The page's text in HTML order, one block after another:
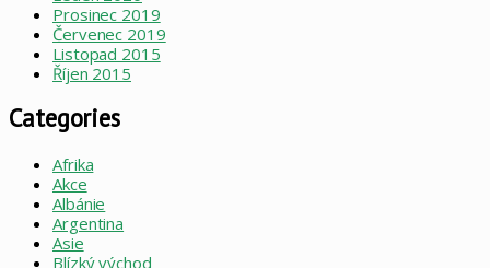
Prosinec 2019
Červenec 2019
Listopad 2015
Říjen 2015
Categories
Afrika
Akce
Albánie
Argentina
Asie
Blízký východ